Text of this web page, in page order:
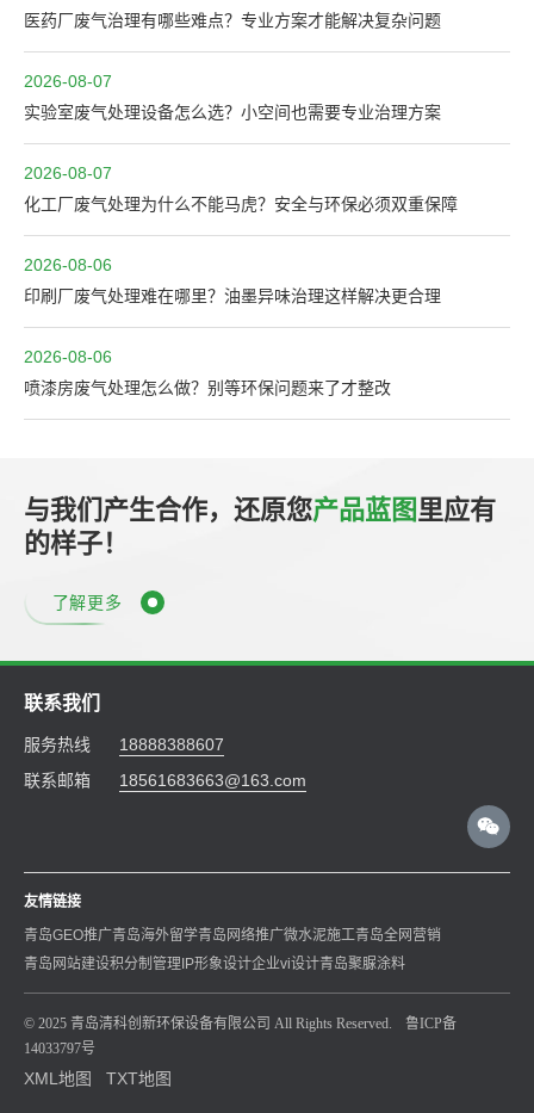
医药厂废气治理有哪些难点？专业方案才能解决复杂问题
2026-08-07
实验室废气处理设备怎么选？小空间也需要专业治理方案
2026-08-07
化工厂废气处理为什么不能马虎？安全与环保必须双重保障
2026-08-06
印刷厂废气处理难在哪里？油墨异味治理这样解决更合理
2026-08-06
喷漆房废气处理怎么做？别等环保问题来了才整改
与我们产生合作，还原您产品蓝图里应有
的样子！
了解更多
联系我们
服务热线
18888388607
联系邮箱
18561683663@163.com
友情链接
青岛GEO推广青岛海外留学青岛网络推广微水泥施工青岛全网营销
青岛网站建设积分制管理 IP形象设计企业vi设计青岛聚脲涂料
© 2025 青岛清科创新环保设备有限公司 All Rights Reserved.
鲁ICP备
14033797号
XML地图 TXT地图